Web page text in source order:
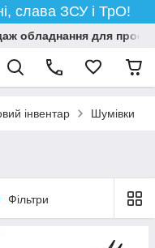
слава ЗСУ і ТрО!
обладнання для
інвентар Шумівки
Фільтри